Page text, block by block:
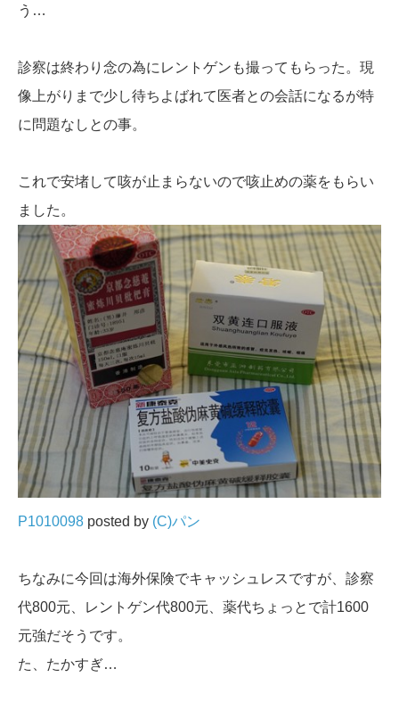
う…
診察は終わり念の為にレントゲンも撮ってもらった。現
像上がりまで少し待ちよばれて医者との会話になるが特
に問題なしとの事。
これで安堵して咳が止まらないので咳止めの薬をもらい
ました。
P1010098 posted by (C)パン
ちなみに今回は海外保険でキャッシュレスですが、診察
代800元、レントゲン代800元、薬代ちょっとで計1600
元強だそうです。
た、たかすぎ…